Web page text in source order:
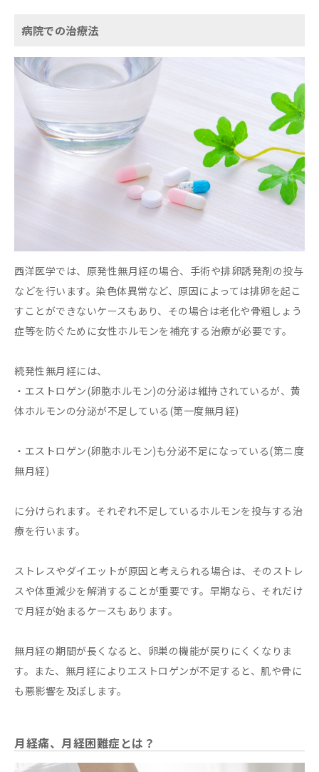
病院での治療法
西洋医学では、原発性無月経の場合、手術や排卵誘発剤の投与
などを行います。染色体異常など、原因によっては排卵を起こ
すことができないケースもあり、その場合は老化や骨粗しょう
症等を防ぐために女性ホルモンを補充する治療が必要です。
続発性無月経には、
・エストロゲン(卵胞ホルモン)の分泌は維持されているが、黄
体ホルモンの分泌が不足している(第一度無月経)
・エストロゲン(卵胞ホルモン)も分泌不足になっている(第ニ度
無月経)
に分けられます。それぞれ不足しているホルモンを投与する治
療を行います。
ストレスやダイエットが原因と考えられる場合は、そのストレ
スや体重減少を解消することが重要です。早期なら、それだけ
で月経が始まるケースもあります。
無月経の期間が長くなると、卵巣の機能が戻りにくくなりま
す。また、無月経によりエストロゲンが不足すると、肌や骨に
も悪影響を及ぼします。
月経痛、月経困難症とは？